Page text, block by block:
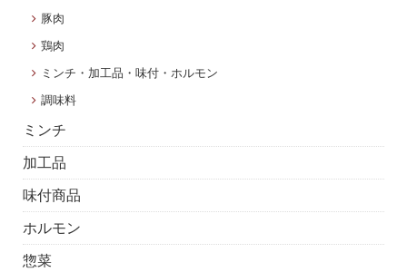
豚肉
鶏肉
ミンチ・加工品・味付・ホルモン
調味料
ミンチ
加工品
味付商品
ホルモン
惣菜